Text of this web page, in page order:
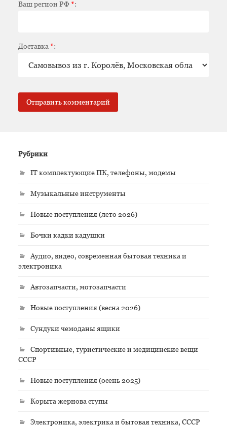
Ваш регион РФ*:
Доставка *:
Рубрики
IT комплектующие ПК, телефоны, модемы
Музыкальные инструменты
Новые поступления (лето 2026)
Бочки кадки кадушки
Аудио, видео, современная бытовая техника и
электроника
Автозапчасти, мотозапчасти
Новые поступления (весна 2026)
Сундуки чемоданы ящики
Спортивные, туристические и медицинские вещи
СССР
Новые поступления (осень 2025)
Корыта жернова ступы
Электроника, электрика и бытовая техника, СССР